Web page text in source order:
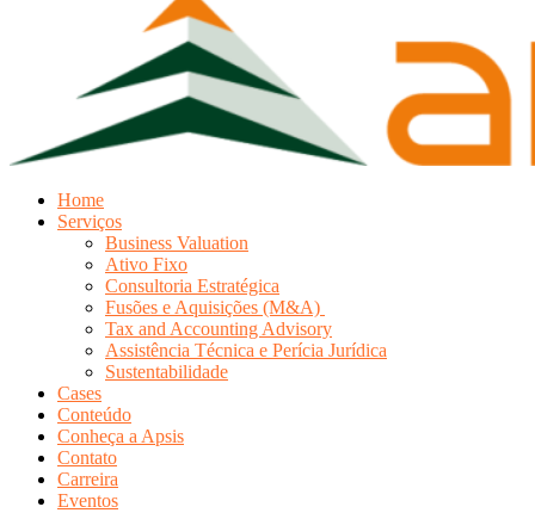
Home
Serviços
Business Valuation
Ativo Fixo
Consultoria Estratégica
Fusões e Aquisições (M&A)
Tax and Accounting Advisory
Assistência Técnica e Perícia Jurídica
Sustentabilidade
Cases
Conteúdo
Conheça a Apsis
Contato
Carreira
Eventos